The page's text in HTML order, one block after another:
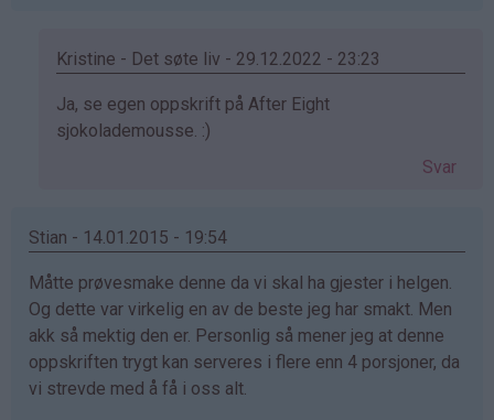
Kristine - Det søte liv - 29.12.2022 - 23:23
Som
svar
(ikke
Ja, se egen oppskrift på After Eight
sjokolademousse. :)
Svar
Stian - 14.01.2015 - 19:54
Måtte prøvesmake denne da vi skal ha gjester i helgen.
Og dette var virkelig en av de beste jeg har smakt. Men
akk så mektig den er. Personlig så mener jeg at denne
oppskriften trygt kan serveres i flere enn 4 porsjoner, da
vi strevde med å få i oss alt.